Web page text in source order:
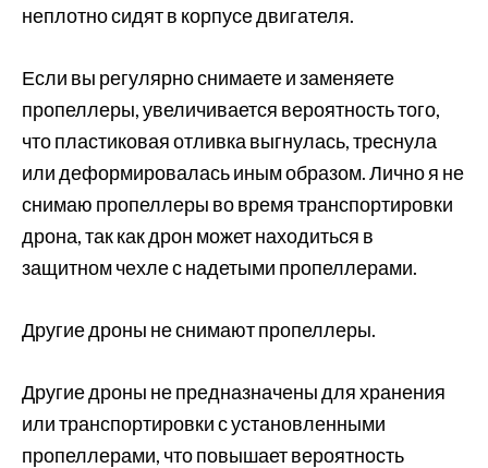
неплотно сидят в корпусе двигателя.
Если вы регулярно снимаете и заменяете
пропеллеры, увеличивается вероятность того,
что пластиковая отливка выгнулась, треснула
или деформировалась иным образом. Лично я не
снимаю пропеллеры во время транспортировки
дрона, так как дрон может находиться в
защитном чехле с надетыми пропеллерами.
Другие дроны не снимают пропеллеры.
Другие дроны не предназначены для хранения
или транспортировки с установленными
пропеллерами, что повышает вероятность